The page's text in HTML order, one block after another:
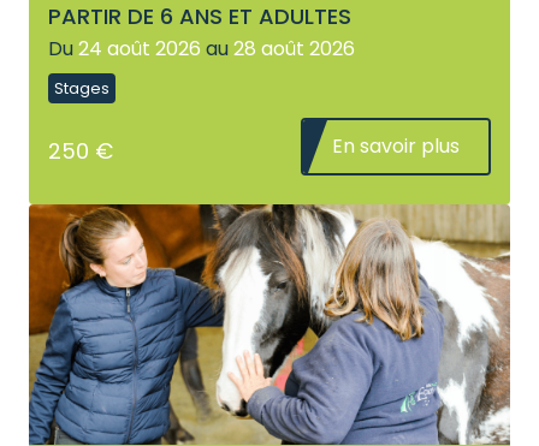
PARTIR DE 6 ANS ET ADULTES
Du 24 août 2026 au 28 août 2026
Stages
250 € En savoir plus